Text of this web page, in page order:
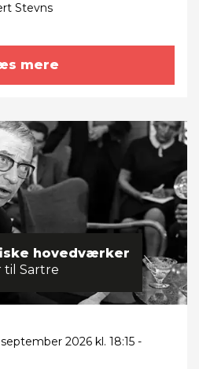
Stevns
mere
hovedværker
til Sartre
2026 kl. 18:15 -